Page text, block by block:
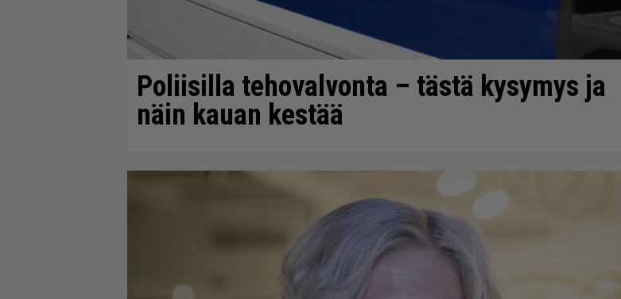
Poliisilla tehovalvonta – tästä kysymys ja
näin kauan kestää